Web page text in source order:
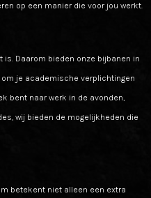
op een manier die voor jou werkt.
Daarom bieden onze bijbanen in
je academische verplichtingen
bent naar werk in de avonden,
wij bieden de mogelijkheden die
betekent niet alleen een extra